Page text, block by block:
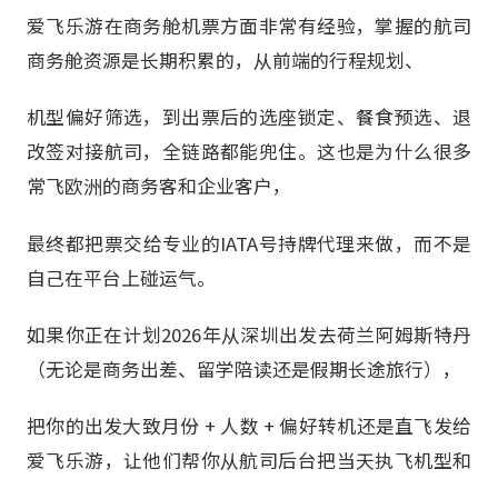
爱飞乐游在商务舱机票方面非常有经验，掌握的航司
商务舱资源是长期积累的，从前端的行程规划、
机型偏好筛选，到出票后的选座锁定、餐食预选、退
改签对接航司，全链路都能兜住。这也是为什么很多
常飞欧洲的商务客和企业客户，
最终都把票交给专业的IATA号持牌代理来做，而不是
自己在平台上碰运气。
如果你正在计划2026年从深圳出发去荷兰阿姆斯特丹
（无论是商务出差、留学陪读还是假期长途旅行），
把你的出发大致月份 + 人数 + 偏好转机还是直飞发给
爱飞乐游，让他们帮你从航司后台把当天执飞机型和